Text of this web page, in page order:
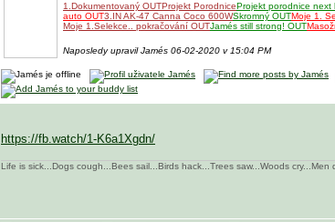
1.Dokumentovaný OUTProjekt PorodniceProjekt porodnice next
auto OUT3.IN AK-47 Canna Coco 600WSkromný OUTMoje 1.
Moje 1.Selekce.. pokračování OUTJamés still strong! OUT
Naposledy upravil Jamés 06-02-2020 v 15:04 PM
https://fb.watch/1-K6a1Xgdn/
Life is sick...Dogs cough...Bees sail...Birds hack...Trees saw...Woods cry...Men